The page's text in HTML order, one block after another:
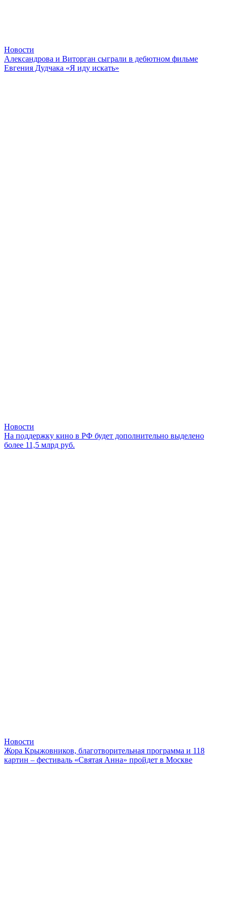
Новости
Александрова и Виторган сыграли в дебютном фильме
Евгения Дудчака «Я иду искать»
Новости
На поддержку кино в РФ будет дополнительно выделено
более 11,5 млрд руб.
Новости
Жора Крыжовников, благотворительная программа и 118
картин – фестиваль «Святая Анна» пройдет в Москве